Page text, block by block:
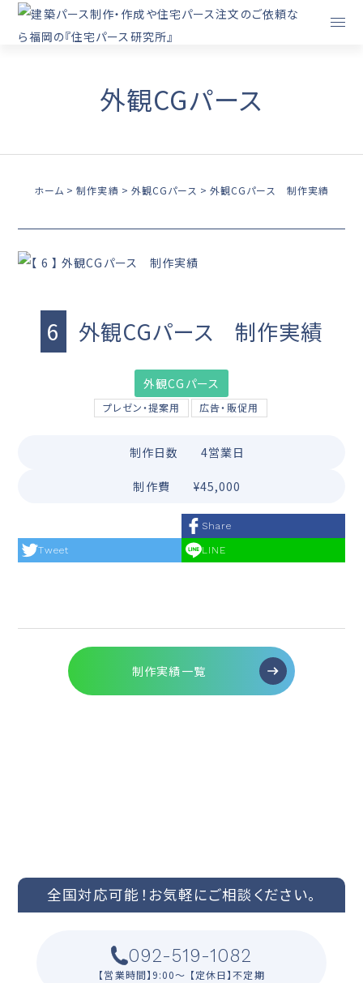
外観CGパース
ホーム 制作実績 外観CGパース 外観CGパース 制作実績
6 外観CGパース 制作実績
外観CGパース
プレゼン・提案用 広告・販促用
制作日数 4営業日
制作費 ¥45,000
Share
Tweet LINE
制作実績一覧
全国対応可能！ お気軽にご相談ください。
092-519-1082
【営業時間】9:00〜 【定休日】不定期